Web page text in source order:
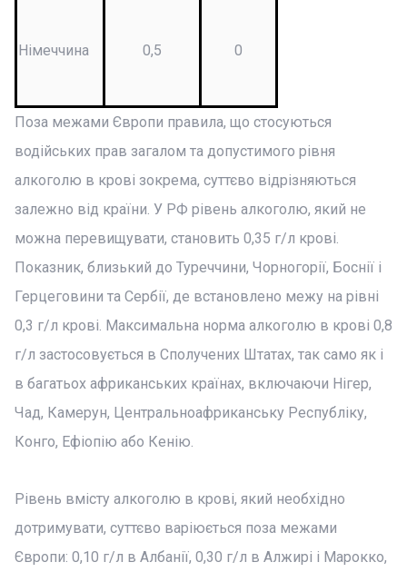
Німеччина 0,5 0
Поза межами Європи правила, що стосуються
водійських прав загалом та допустимого рівня
алкоголю в крові зокрема, суттєво відрізняються
залежно від країни. У РФ рівень алкоголю, який не
можна перевищувати, становить 0,35 г/л крові.
Показник, близький до Туреччини, Чорногорії, Боснії і
Герцеговини та Сербії, де встановлено межу на рівні
0,3 г/л крові. Максимальна норма алкоголю в крові 0,8
г/л застосовується в Сполучених Штатах, так само як і
в багатьох африканських країнах, включаючи Нігер,
Чад, Камерун, Центральноафриканську Республіку,
Конго, Ефіопію або Кенію.
Рівень вмісту алкоголю в крові, який необхідно
дотримувати, суттєво варіюється поза межами
Європи: 0,10 г/л в Албанії, 0,30 г/л в Алжирі і Марокко,